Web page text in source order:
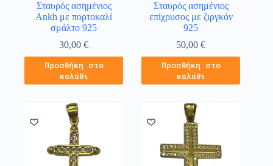
Σταυρός ασημένιος
Ankh με πορτοκαλί
σμάλτο 925
30,00€
Προσθήκη στο
καλάθι
Σταυρός ασημένιος
επίχρυσος με ζιργκόν
925
50,00€
Προσθήκη στο
καλάθι